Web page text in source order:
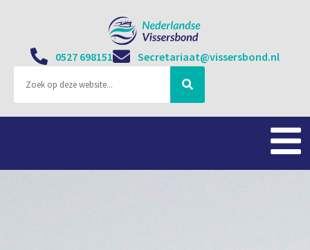
0527 698151 Secretariaat@vissersbond.nl